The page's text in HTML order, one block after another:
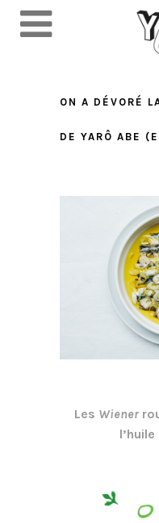
ON A DÉVORÉ
DE YARÔ ABE
Les Wiener
l’huile